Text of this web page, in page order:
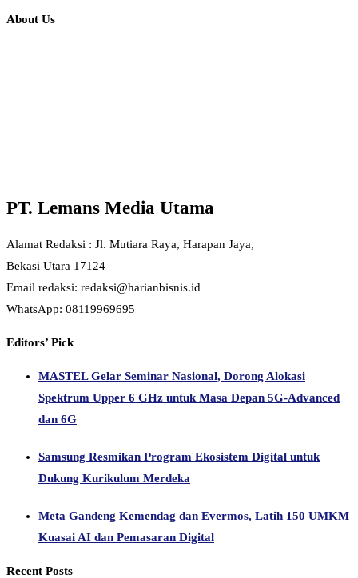
About Us
PT. Lemans Media Utama
Alamat Redaksi : Jl. Mutiara Raya, Harapan Jaya,
Bekasi Utara 17124
Email redaksi: redaksi@harianbisnis.id
WhatsApp: 08119969695
Editors’ Pick
MASTEL Gelar Seminar Nasional, Dorong Alokasi
Spektrum Upper 6 GHz untuk Masa Depan 5G-Advanced
dan 6G
Samsung Resmikan Program Ekosistem Digital untuk
Dukung Kurikulum Merdeka
Meta Gandeng Kemendag dan Evermos, Latih 150 UMKM
Kuasai AI dan Pemasaran Digital
Recent Posts